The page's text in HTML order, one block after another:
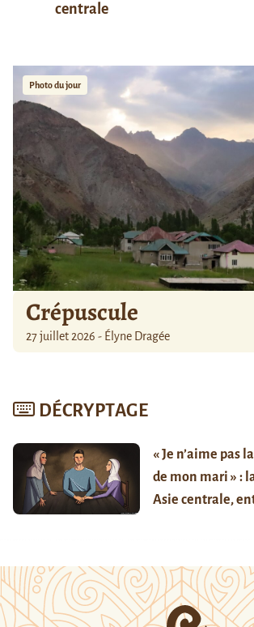
centrale
Photo du jour
Crépuscule
27 juillet 2026 - Élyne Dragée
DÉCRYPTAGE
« Je n’aime pas
de mon mari » :
Asie centrale,